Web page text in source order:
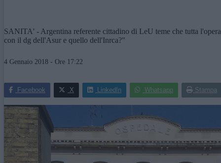
SANITA' - Argentina referente cittadino di LeU teme che tutta
con il dg dell'Asur e quello dell'Inrca?"
4 Gennaio 2018 - Ore 17:22
Facebook X LinkedIn Whatsapp Stampa